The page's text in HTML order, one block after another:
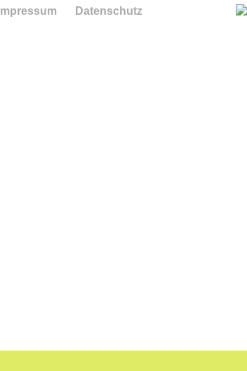
Impressum Datenschutz